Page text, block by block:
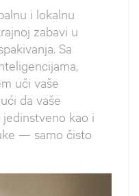
i lokalnu
zabavi u
Sa
uči vaše
da vaše
kao i
— samo čisto